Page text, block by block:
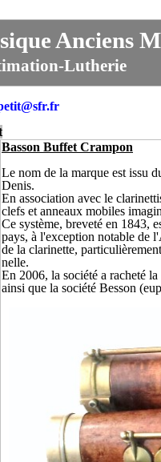
Anciens
Lutherie
sfr.fr
Basson Buffet Crampon
Le nom de la marque est issu
Denis.
En association avec le
clefs et anneaux mobiles
Ce système, breveté en 1843,
pays, à l'exception notable de
de la clarinette,
nelle.
En 2006, la société a racheté
ainsi que la société Besson